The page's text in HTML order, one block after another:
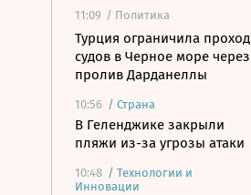
11:09 / Политика
Турция ограничила проход
судов в Черное море через
пролив Дарданеллы
10:56 / Страна
В Геленджике закрыли
пляжи из-за угрозы атаки
10:48 / Технологии и
Инновации